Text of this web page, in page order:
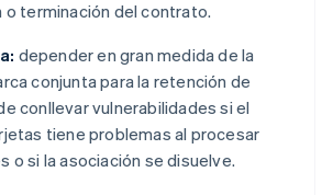
o terminación del contrato.
depender en gran medida de la
conjunta para la retención de
conllevar vulnerabilidades si el
tiene problemas al procesar
o si la asociación se disuelve.